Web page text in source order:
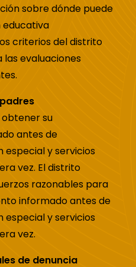
sobre dónde puede
educativa
criterios del distrito
las evaluaciones
su
antes de
y servicios
vez. El distrito
razonables para
informado antes de
y servicios
vez.
de denuncia